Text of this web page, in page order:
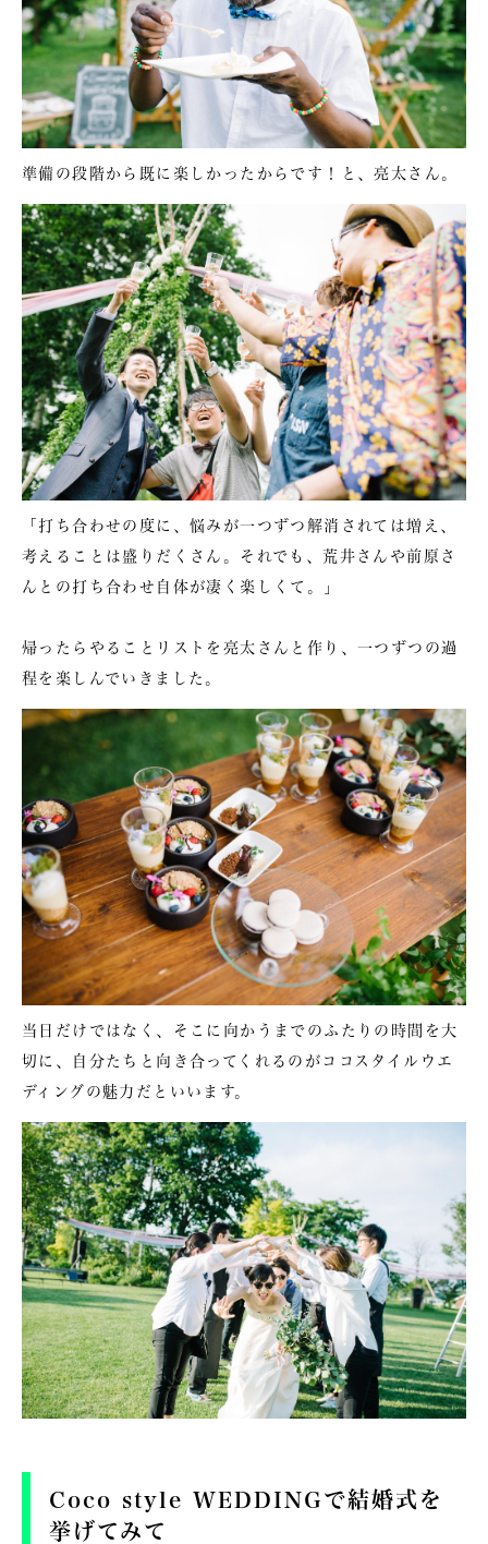
準備の段階から既に楽しかったからです！と、亮太さん。
「打ち合わせの度に、悩みが一つずつ解消されては増え、
考えることは盛りだくさん。それでも、荒井さんや前原さ
んとの打ち合わせ自体が凄く楽しくて。」
帰ったらやることリストを亮太さんと作り、一つずつの過
程を楽しんでいきました。
当日だけではなく、そこに向かうまでのふたりの時間を大
切に、自分たちと向き合ってくれるのがココスタイルウエ
ディングの魅力だといいます。
Coco style WEDDINGで結婚式を
挙げてみて